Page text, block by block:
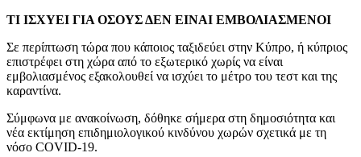
ΤΙ ΙΣΧΥΕΙ ΓΙΑ ΟΣΟΥΣ ΔΕΝ ΕΙΝΑΙ ΕΜΒΟΛΙΑΣΜΕΝΟΙ
Σε περίπτωση τώρα που κάποιος ταξιδεύει στην Κύπρο, ή κύπριος
επιστρέφει στη χώρα από το εξωτερικό χωρίς να είναι
εμβολιασμένος εξακολουθεί να ισχύει το μέτρο του τεστ και της
καραντίνα.
Σύμφωνα με ανακοίνωση, δόθηκε σήμερα στη δημοσιότητα και
νέα εκτίμηση επιδημιολογικού κινδύνου χωρών σχετικά με τη
νόσο COVID-19.